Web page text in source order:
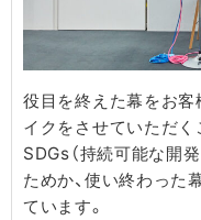
役目を終えた幕をお客
イクをさせていただく
SDGs（持続可能な開
ためか、使い終わった
ています。